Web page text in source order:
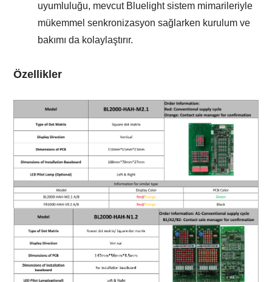
uyumluluğu, mevcut Bluelight sistem mimarileriyle
mükemmel senkronizasyon sağlarken kurulum ve
bakımı da kolaylaştırır.
Özellikler